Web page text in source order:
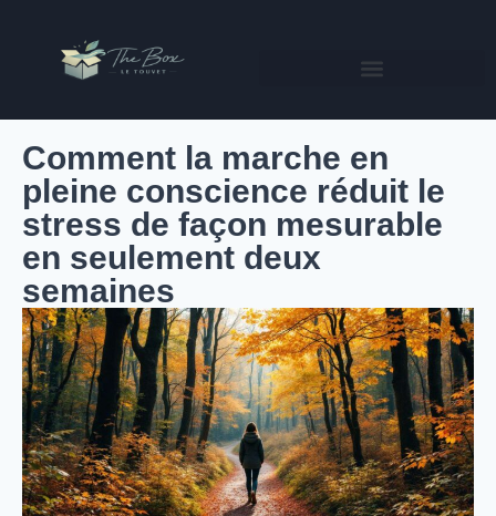
Comment la marche en
pleine conscience réduit le
stress de façon mesurable
en seulement deux
semaines